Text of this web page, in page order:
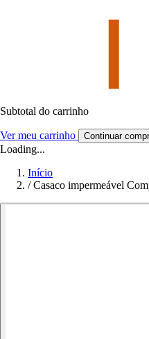
Subtotal do carrinho
Ver meu carrinho Continuar
Loading...
Início
/ Casaco impermeável